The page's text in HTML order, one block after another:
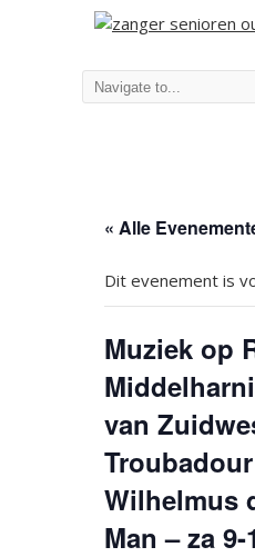
« Alle
Dit evenement is
Muziek op
van
Troubadour
Wilhelmus
Man – za 9-